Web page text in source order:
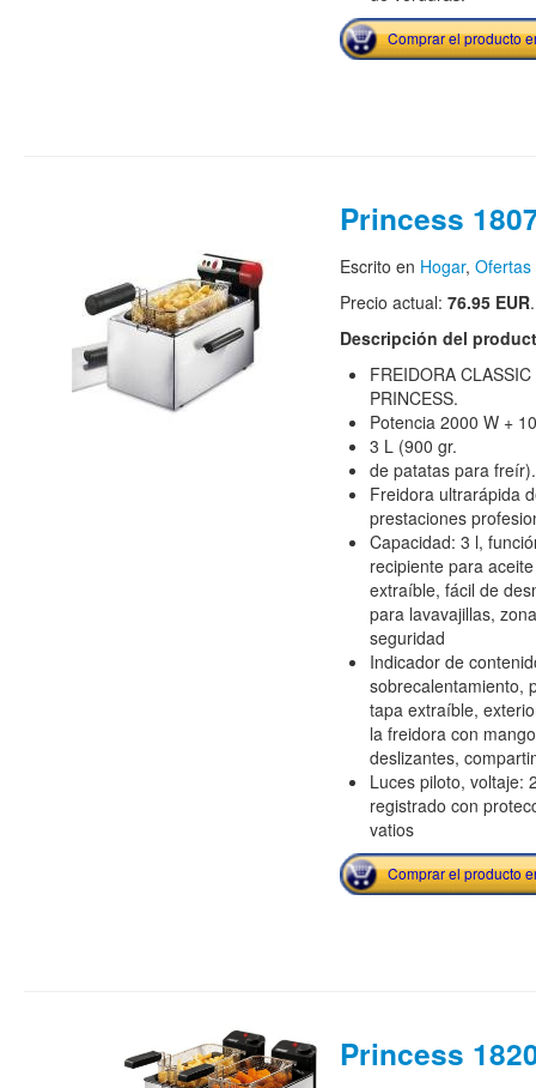
Comprar el producto
Princess
Escrito en Hogar,
Precio actual: 76.95 EUR.
Descripción del
FREIDORA
PRINCESS.
Potencia 2000 W +
3 L (900 gr.
de patatas para freír).
Freidora ultrarápida
prestaciones
Capacidad: 3 l,
recipiente para
extraíble, fácil de
para lavavajillas,
seguridad
Indicador de
sobrecalentamiento,
tapa extraíble,
la freidora con
deslizantes,
Luces piloto, voltaje:
registrado con
vatios
Comprar el producto
Princess